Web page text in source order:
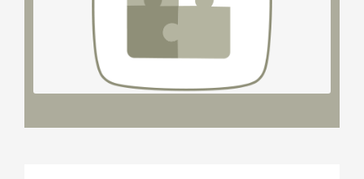
Unsere Kompetenz
Entwicklung passgenauer, praxistauglicher
Lösungen und Strategien zur Bewältigung